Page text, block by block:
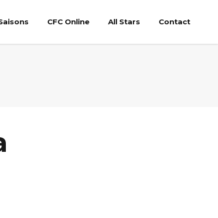
CFC Online All Stars Contact